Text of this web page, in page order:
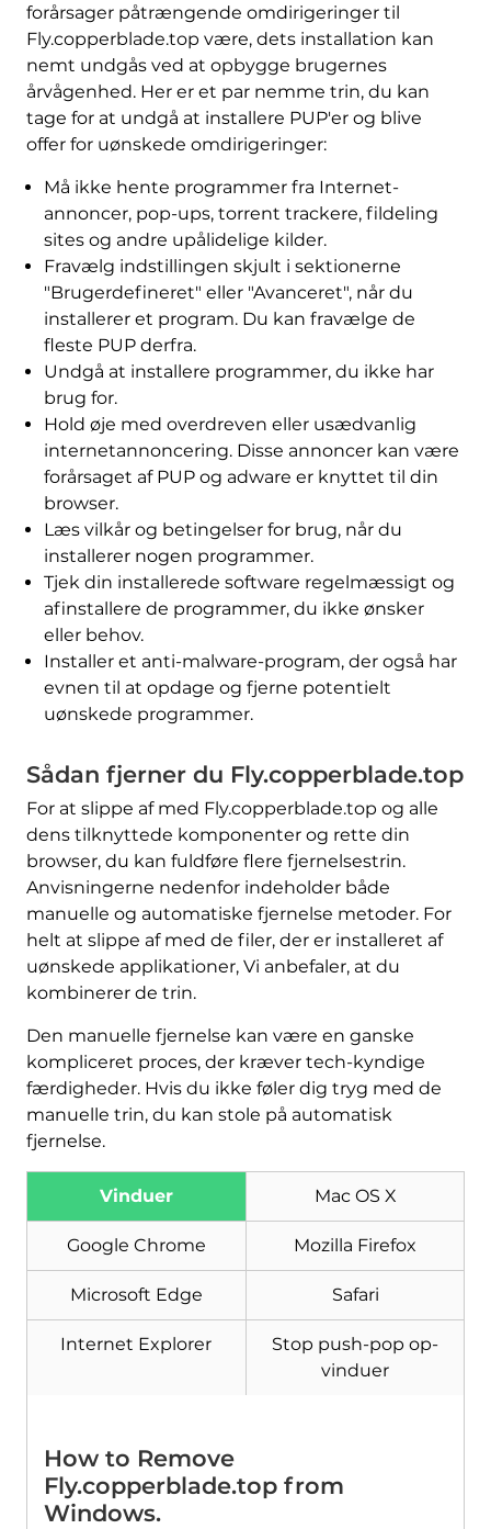
forårsager påtrængende omdirigeringer til
Fly.copperblade.top være, dets installation kan
nemt undgås ved at opbygge brugernes
årvågenhed. Her er et par nemme trin, du kan
tage for at undgå at installere PUP'er og blive
offer for uønskede omdirigeringer:
Må ikke hente programmer fra Internet-
annoncer, pop-ups, torrent trackere, fildeling
sites og andre upålidelige kilder.
Fravælg indstillingen skjult i sektionerne
"Brugerdefineret" eller "Avanceret", når du
installerer et program. Du kan fravælge de
fleste PUP derfra.
Undgå at installere programmer, du ikke har
brug for.
Hold øje med overdreven eller usædvanlig
internetannoncering. Disse annoncer kan være
forårsaget af PUP og adware er knyttet til din
browser.
Læs vilkår og betingelser for brug, når du
installerer nogen programmer.
Tjek din installerede software regelmæssigt og
afinstallere de programmer, du ikke ønsker
eller behov.
Installer et anti-malware-program, der også har
evnen til at opdage og fjerne potentielt
uønskede programmer.
Sådan fjerner du Fly.copperblade.top
For at slippe af med Fly.copperblade.top og alle
dens tilknyttede komponenter og rette din
browser, du kan fuldføre flere fjernelsestrin.
Anvisningerne nedenfor indeholder både
manuelle og automatiske fjernelse metoder. For
helt at slippe af med de filer, der er installeret af
uønskede applikationer, Vi anbefaler, at du
kombinerer de trin.
Den manuelle fjernelse kan være en ganske
kompliceret proces, der kræver tech-kyndige
færdigheder. Hvis du ikke føler dig tryg med de
manuelle trin, du kan stole på automatisk
fjernelse.
Vinduer Mac OS X
Google Chrome Mozilla Firefox
Microsoft Edge Safari
Internet Explorer
Stop push-pop op-
vinduer
How to Remove
Fly.copperblade.top from
Windows.
Hent
Værktøj til fjernelse af